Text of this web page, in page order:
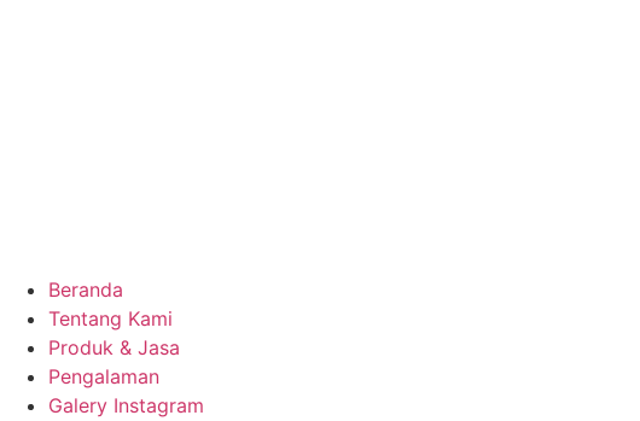
Beranda
Tentang Kami
Produk & Jasa
Pengalaman
Galery Instagram